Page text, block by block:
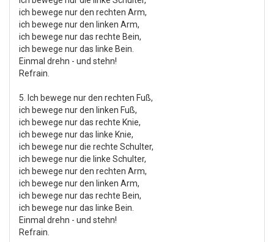
ich bewege nur den rechten Arm,
ich bewege nur den linken Arm,
ich bewege nur das rechte Bein,
ich bewege nur das linke Bein.
Einmal drehn - und stehn!
Refrain.
5. Ich bewege nur den rechten Fuß,
ich bewege nur den linken Fuß,
ich bewege nur das rechte Knie,
ich bewege nur das linke Knie,
ich bewege nur die rechte Schulter,
ich bewege nur die linke Schulter,
ich bewege nur den rechten Arm,
ich bewege nur den linken Arm,
ich bewege nur das rechte Bein,
ich bewege nur das linke Bein.
Einmal drehn - und stehn!
Refrain.